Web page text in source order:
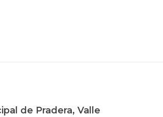
de Pradera, Valle